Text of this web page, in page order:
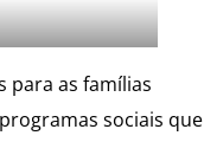
para as famílias
sociais que